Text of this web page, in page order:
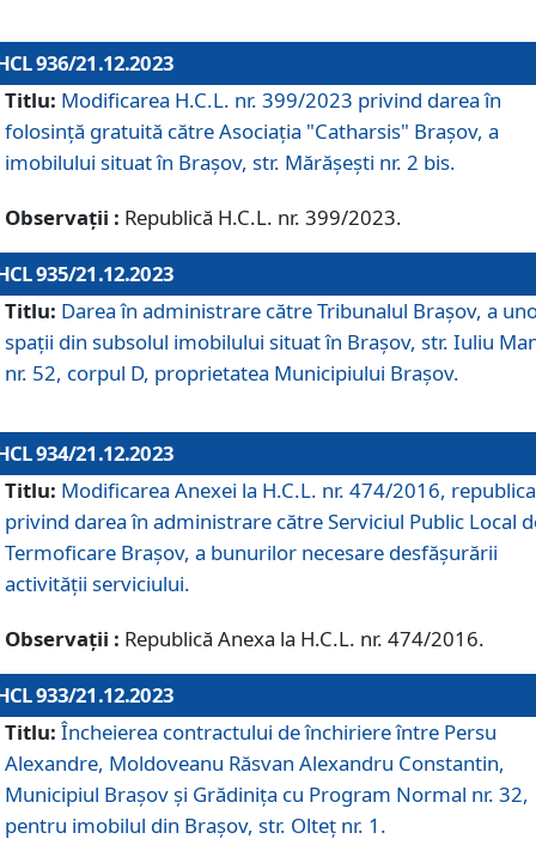
936/21.12.2023
Titlu: Modificarea H.C.L. nr. 399/2023 privind darea în
folosinţă gratuită către Asociaţia "Catharsis" Brașov, a
imobilului situat în Braşov, str. Mărăşeşti nr. 2 bis.
Observații : Republică H.C.L. nr. 399/2023.
935/21.12.2023
Titlu: Darea în administrare către Tribunalul Brașov, a
spații din subsolul imobilului situat în Brașov, str. Iuliu
nr. 52, corpul D, proprietatea Municipiului Brașov.
934/21.12.2023
Titlu: Modificarea Anexei la H.C.L. nr. 474/2016,
privind darea în administrare către Serviciul Public Local
Termoficare Braşov, a bunurilor necesare desfăşurării
activităţii serviciului.
Observații : Republică Anexa la H.C.L. nr. 474/2016.
933/21.12.2023
Titlu: Încheierea contractului de închiriere între Persu
Alexandre, Moldoveanu Răsvan Alexandru Constantin,
Municipiul Braşov şi Grădinița cu Program Normal nr. 32,
pentru imobilul din Brașov, str. Olteț nr. 1.